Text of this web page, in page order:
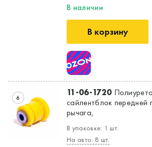
В наличии
В корзину
6 11-06-1720
сайлентблок передней
рычага,
В упаковке: 1 шт.
На авто: 8 шт.